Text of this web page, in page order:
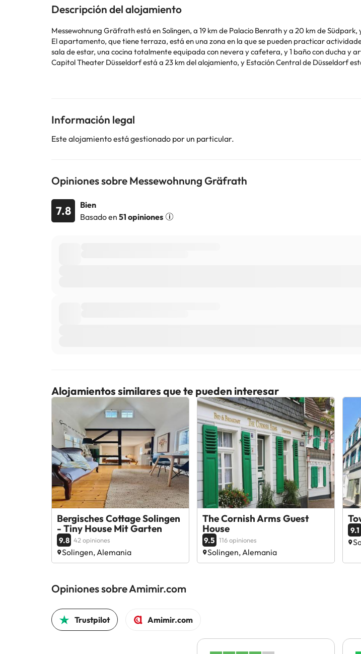
Descripción del alojamiento
Messewohnung Gräfrath está en Solingen, a 19 km de Palacio Benrath y a 20 km de
El apartamento, que tiene terraza, está en una zona en la que se pueden practicar actividades como senderismo y ciclismo.
sala de estar, una cocina totalmente equipada con nevera y cafetera, y 1 baño con ducha y
Capitol Theater Düsseldorf está a 23 km del alojamiento, y Estación Central de Düsseldorf
directamente con el alojamiento. Los datos de contacto aparecen en la confirmación de la
Algunos de los servicios detallados pueden ser de pago. Puedes consultar sus tarifas
Información legal
Este alojamiento está gestionado por un particular.
Opiniones sobre Messewohnung Gräfrath
7.8
Bien
Basado en 51 opiniones
Alojamientos similares que te pueden interesar
Bergisches Cottage Solingen
- Tiny House Mit Garten
9.8 42 opiniones
Solingen, Alemania
The Cornish Arms Guest
House
9.5 116 opiniones
Solingen, Alemania
9.1
Opiniones sobre Amimir.com
Trustpilot Amimir.com